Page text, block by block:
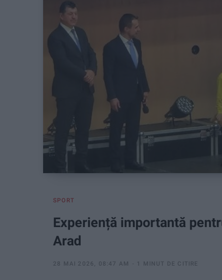
SPORT
Experiență importantă
Arad
28 MAI 2026, 08:47 AM 1 MINUT DE CITIRE